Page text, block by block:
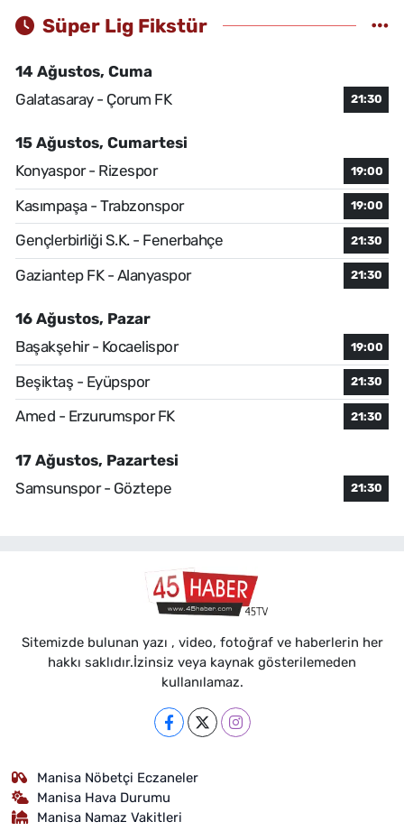
Süper Lig Fikstür
14 Ağustos, Cuma
Galatasaray - Çorum FK
21:30
15 Ağustos, Cumartesi
Konyaspor - Rizespor
19:00
Kasımpaşa - Trabzonspor 19:00
Gençlerbirliği S.K. - Fenerbahçe 21:30
Gaziantep FK - Alanyaspor 21:30
16 Ağustos, Pazar
Başakşehir - Kocaelispor
19:00
Beşiktaş - Eyüpspor 21:30
Amed - Erzurumspor FK 21:30
17 Ağustos, Pazartesi
Samsunspor - Göztepe
21:30
Sitemizde bulunan yazı , video, fotoğraf ve haberlerin her
hakkı saklıdır.İzinsiz veya kaynak gösterilemeden
kullanılamaz.
Manisa Nöbetçi Eczaneler
Manisa Hava Durumu
Manisa Namaz Vakitleri